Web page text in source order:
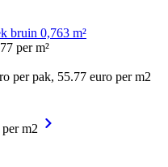
bruin 0,763 m²
per m²
per pak, 55.77 euro per m2
m2